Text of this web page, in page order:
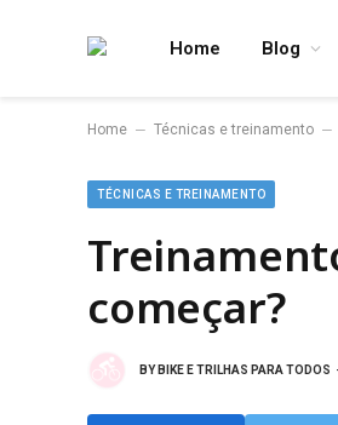
Home Blog
Home – Técnicas e treinamento –
TÉCNICAS E TREINAMENTO
começar?
BY BIKE E TRILHAS PARA TODOS